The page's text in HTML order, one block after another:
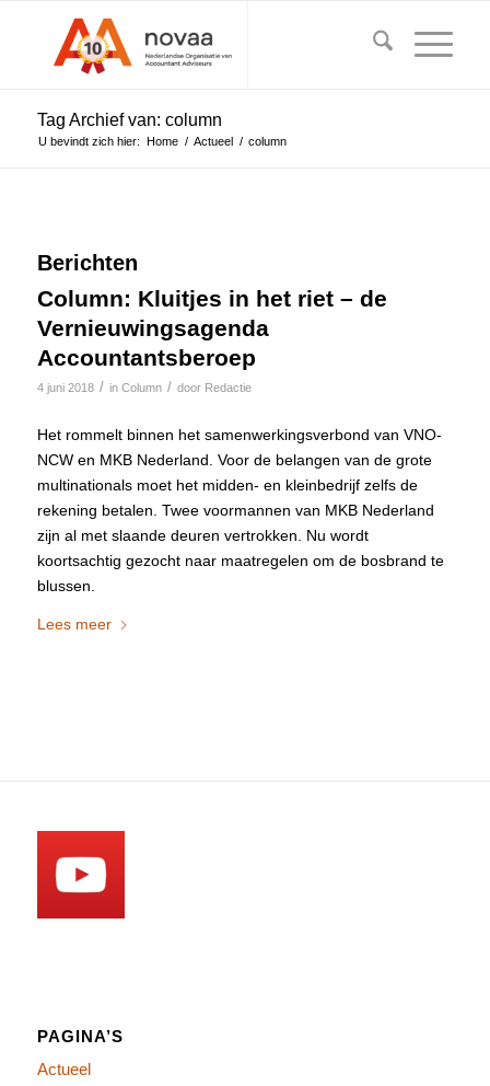
Tag Archief van: column
U bevindt zich hier: Home / Actueel / column
Berichten
Column: Kluitjes in het riet – de
Vernieuwingsagenda
Accountantsberoep
4 juni 2018 / in Column / door Redactie
Het rommelt binnen het samenwerkingsverbond van VNO-
NCW en MKB Nederland. Voor de belangen van de grote
multinationals moet het midden- en kleinbedrijf zelfs de
rekening betalen. Twee voormannen van MKB Nederland
zijn al met slaande deuren vertrokken. Nu wordt
koortsachtig gezocht naar maatregelen om de bosbrand te
blussen.
Lees meer
PAGINA’S
Actueel